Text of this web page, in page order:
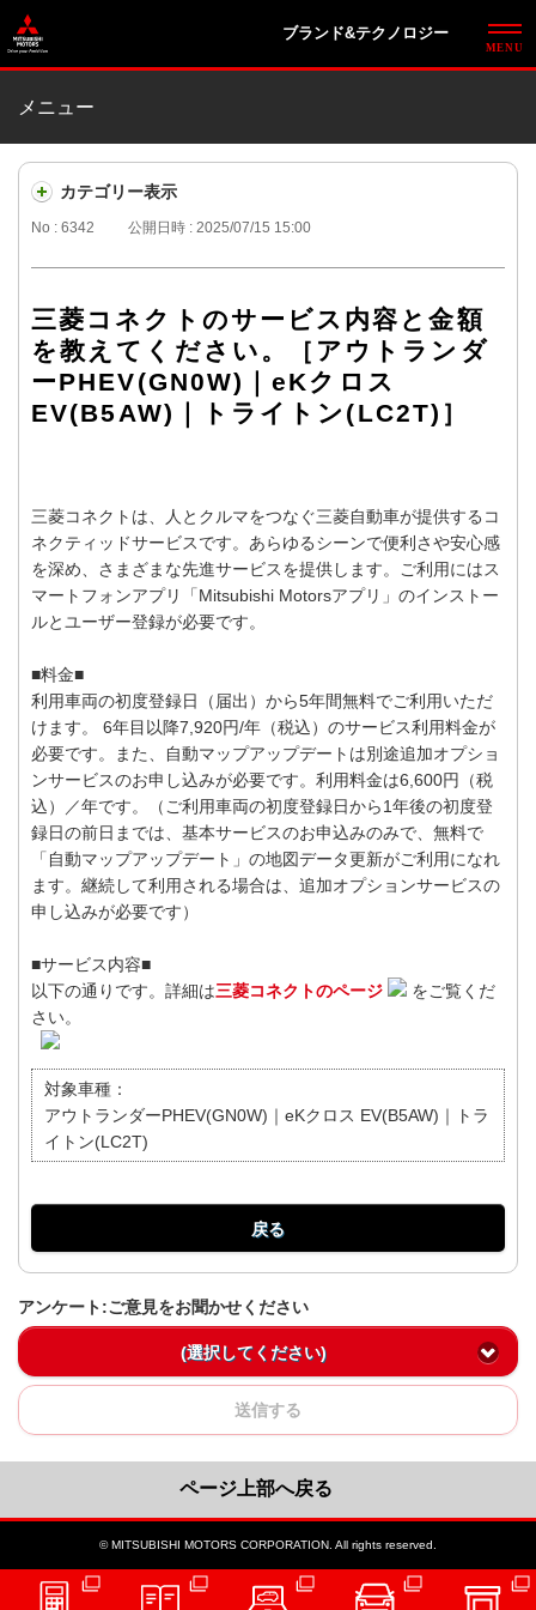
ブランド&テクノロジー
メニュー
カテゴリー表示
No : 6342 公開日時 : 2025/07/15 15:00
三菱コネクトのサービス内容と金額
を教えてください。［アウトランダ
ーPHEV(GN0W)｜eKクロス
EV(B5AW)｜トライトン(LC2T)］
三菱コネクトは、人とクルマをつなぐ三菱自動車が提供するコ
ネクティッドサービスです。あらゆるシーンで便利さや安心感
を深め、さまざまな先進サービスを提供します。ご利用にはス
マートフォンアプリ「Mitsubishi Motorsアプリ」のインストー
ルとユーザー登録が必要です。
■料金■
利用車両の初度登録日（届出）から5年間無料でご利用いただ
けます。 6年目以降7,920円/年（税込）のサービス利用料金が
必要です。また、自動マップアップデートは別途追加オプショ
ンサービスのお申し込みが必要です。利用料金は6,600円（税
込）／年です。（ご利用車両の初度登録日から1年後の初度登
録日の前日までは、基本サービスのお申込みのみで、無料で
「自動マップアップデート」の地図データ更新がご利用になれ
ます。継続して利用される場合は、追加オプションサービスの
申し込みが必要です）
■サービス内容■
以下の通りです。詳細は三菱コネクトのページ
をご覧くだ
さい。 ​​​​​​
対象車種：
アウトランダーPHEV(GN0W)｜eKクロス EV(B5AW)｜トラ
イトン(LC2T)
戻る
アンケート:ご意見をお聞かせください
(選択してください)
送信する
ページ上部へ戻る
© MITSUBISHI MOTORS CORPORATION. All rights reserved.